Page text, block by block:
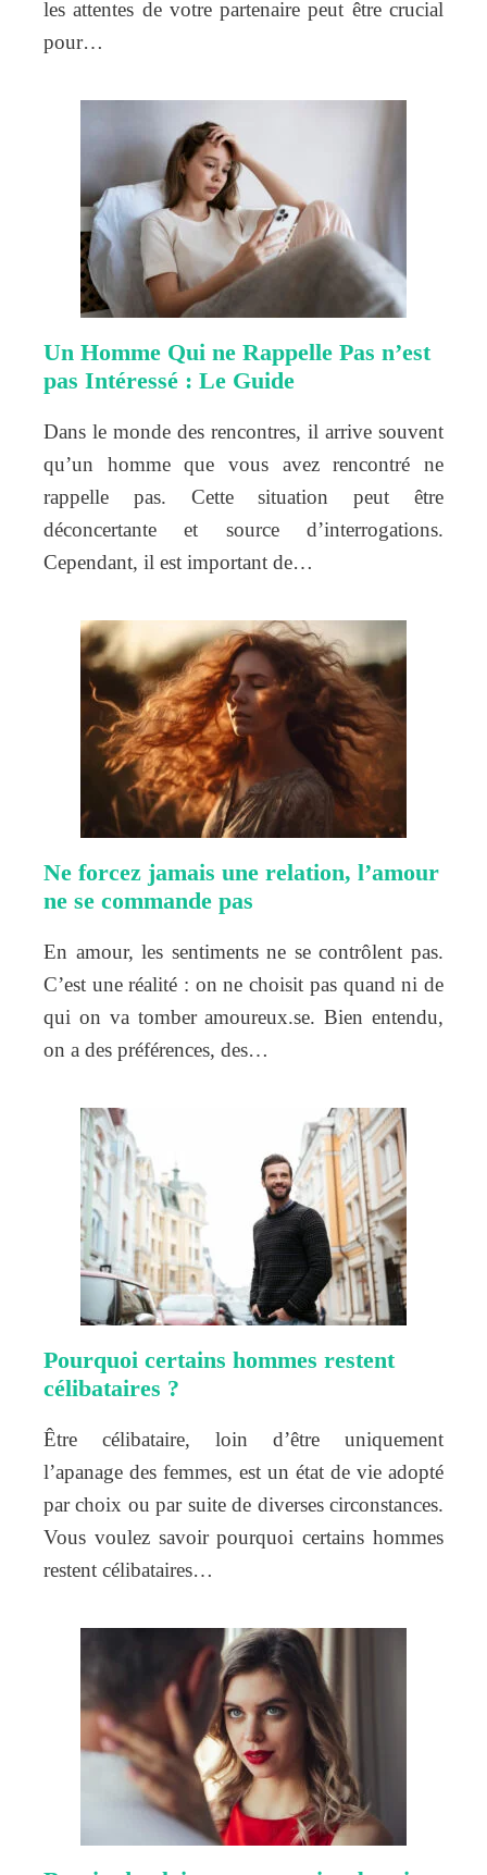
les attentes de votre partenaire peut être crucial
pour…
Un Homme Qui ne Rappelle Pas n’est
pas Intéressé : Le Guide
Dans le monde des rencontres, il arrive souvent
qu’un homme que vous avez rencontré ne
rappelle pas. Cette situation peut être
déconcertante et source d’interrogations.
Cependant, il est important de…
Ne forcez jamais une relation, l’amour
ne se commande pas
En amour, les sentiments ne se contrôlent pas.
C’est une réalité : on ne choisit pas quand ni de
qui on va tomber amoureux.se. Bien entendu,
on a des préférences, des…
Pourquoi certains hommes restent
célibataires ?
Être célibataire, loin d’être uniquement
l’apanage des femmes, est un état de vie adopté
par choix ou par suite de diverses circonstances.
Vous voulez savoir pourquoi certains hommes
restent célibataires…